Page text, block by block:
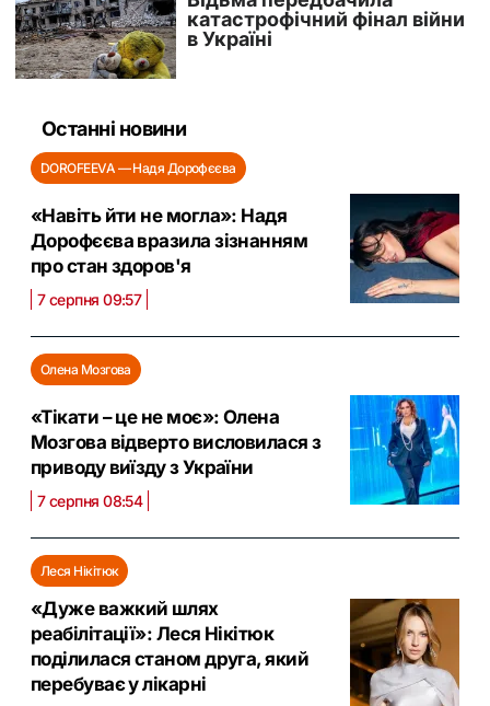
Останні новини
DOROFEEVA — Надя Дорофєєва
«Навіть йти не могла»: Надя
Дорофєєва вразила зізнанням
про стан здоров'я
7 серпня 09:57
Олена Мозгова
«Тікати – це не моє»: Олена
Мозгова відверто висловилася з
приводу виїзду з України
7 серпня 08:54
Леся Нікітюк
«Дуже важкий шлях
реабілітації»: Леся Нікітюк
поділилася станом друга, який
перебуває у лікарні